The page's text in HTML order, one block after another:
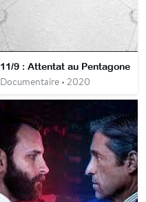
11/9 : Attentat au Pentagone
Documentaire • 2020